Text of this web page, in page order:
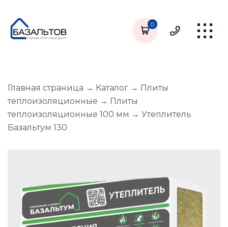
0
Главная страница → Каталог → Плиты
теплоизоляционные → Плиты
теплоизоляционные 100 мм → Утеплитель
Базальтум 130